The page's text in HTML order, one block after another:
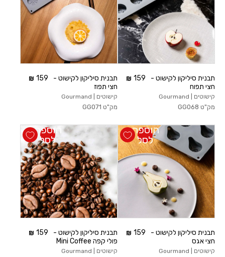
תבנית סיליקון לקישוט -
חצי תפוח
קישוטים | Gourmand
מק"ט GG068
159
תבנית סיליקון לקישוט -
חצי תפוז
קישוטים | Gourmand
מק"ט GG071
159
תבנית סיליקון לקישוט -
חצי אגס
קישוטים | Gourmand
159
הוספה
לסל
תבנית סיליקון לקישוט -
פולי קפה Mini Coffee
קישוטים | Gourmand
159
הוספה
לסל